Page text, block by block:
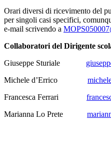
Orari diversi di ricevimento del
per singoli casi specifici,
e-mail scrivendo a
Collaboratori del Dirigente
Giuseppe Sturiale
Michele d’Errico
Francesca Ferrari
Marianna Lo Prete